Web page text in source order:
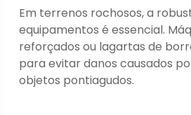
Em terrenos rochosos, a
equipamentos é essencial.
reforçados ou lagartas de
para evitar danos causados
objetos pontiagudos.